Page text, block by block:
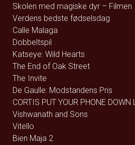
Skolen med magiske dyr – Filmen
Verdens bedste fødselsdag
Calle Malaga
Dobbeltspil
Katseye: Wild Hearts
The End of Oak Street
The Invite
De Gaulle: Modstandens Pris
CORTIS PUT YOUR PHONE DOWN
Vishwanath and Sons
Vitello
Bien Maja 2